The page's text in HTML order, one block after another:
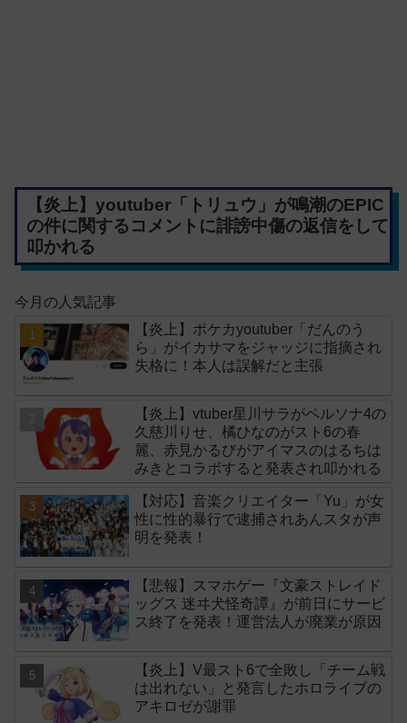
【炎上】youtuber「トリュウ」が鳴潮のEPIC
の件に関するコメントに誹謗中傷の返信をして
叩かれる
今月の人気記事
【炎上】ポケカyoutuber「だんのう
ら」がイカサマをジャッジに指摘され
失格に！本人は誤解だと主張
【炎上】vtuber星川サラがペルソナ4の
久慈川りせ、橘ひなのがスト6の春
麗、赤見かるびがアイマスのはるちは
みきとコラボすると発表され叩かれる
【対応】音楽クリエイター「Yu」が女
性に性的暴行で逮捕されあんスタが声
明を発表！
【悲報】スマホゲー『文豪ストレイド
ッグス 迷ヰ犬怪奇譚』が前日にサービ
ス終了を発表！運営法人が廃業が原因
【炎上】V最スト6で全敗し「チーム戦
は出れない」と発言したホロライブの
アキロゼが謝罪